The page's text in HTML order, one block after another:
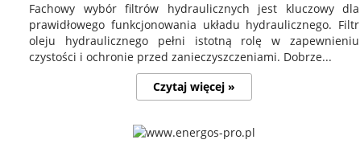
Fachowy wybór filtrów hydraulicznych jest kluczowy dla
prawidłowego funkcjonowania układu hydraulicznego. Filtr
oleju hydraulicznego pełni istotną rolę w zapewnieniu
czystości i ochronie przed zanieczyszczeniami. Dobrze...
Czytaj więcej »